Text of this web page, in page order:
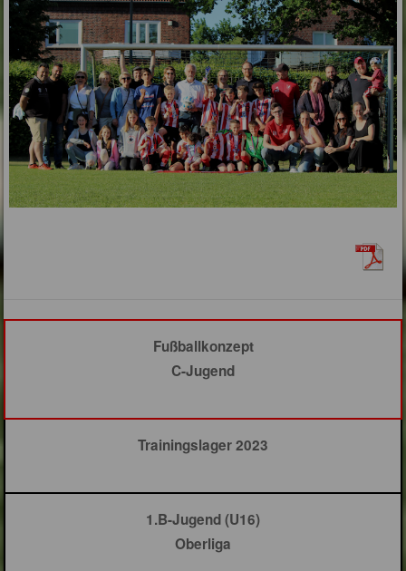
Fußballkonzept
C-Jugend
Trainingslager 2023
1.B-Jugend (U16)
Oberliga